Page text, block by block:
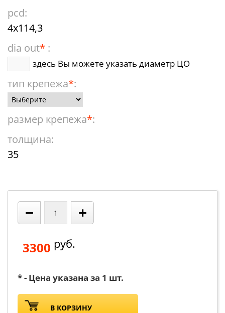
pcd:
4x114,3
dia out* :
здесь Вы можете указать диаметр ЦО
тип крепежа*:
размер крепежа*:
толщина:
35
− +
3300 руб.
* - Цена указана за 1 шт.
В КОРЗИНУ